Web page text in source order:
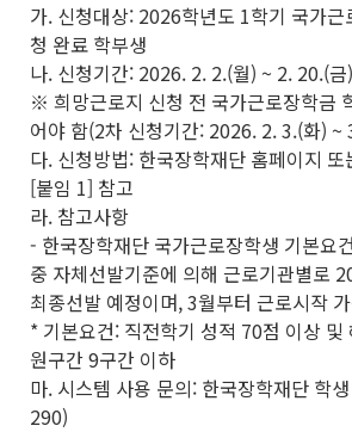
가. 신청대상: 2026학년도 1학기 국가근
청 완료 학부생
나. 신청기간: 2026. 2. 2.(월) ~ 2. 20.(금)
※ 희망근로지 신청 전 국가근로장학금
어야 함(2차 신청기간: 2026. 2. 3.(화) ~
다. 신청방법: 한국장학재단 홈페이지
[붙임 1] 참고
라. 참고사항
- 한국장학재단 국가근로장학생 기본요
중 자체선발기준에 의해 근로기관별로
최종선발 예정이며, 3월부터 근로시작
* 기본요건: 직전학기 성적 70점 이상 및
원구간 9구간 이하
마. 시스템 사용 문의: 한국장학재단 학
290)